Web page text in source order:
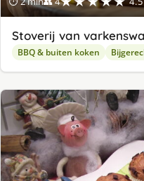
Stoverij van
BBQ & buiten koken